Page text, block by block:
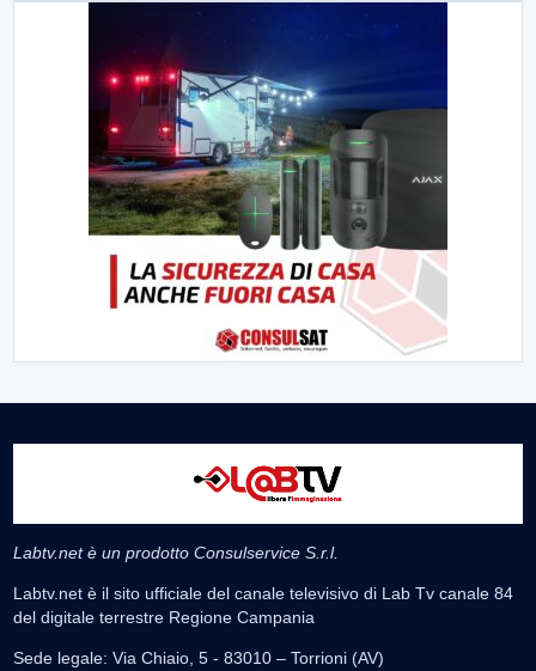
Labtv.net è un prodotto Consulservice S.r.l.
Labtv.net è il sito ufficiale del canale televisivo di Lab Tv canale 84
del digitale terrestre Regione Campania
Sede legale: Via Chiaio, 5 - 83010 – Torrioni (AV)